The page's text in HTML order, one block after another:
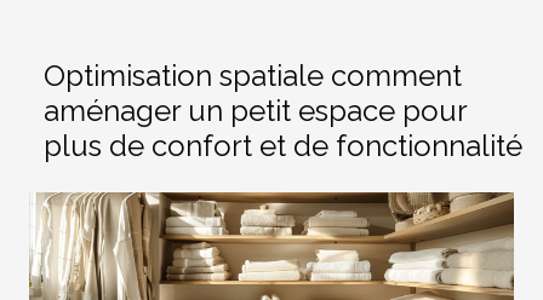
Optimisation spatiale comment
aménager un petit espace pour
plus de confort et de fonctionnalité